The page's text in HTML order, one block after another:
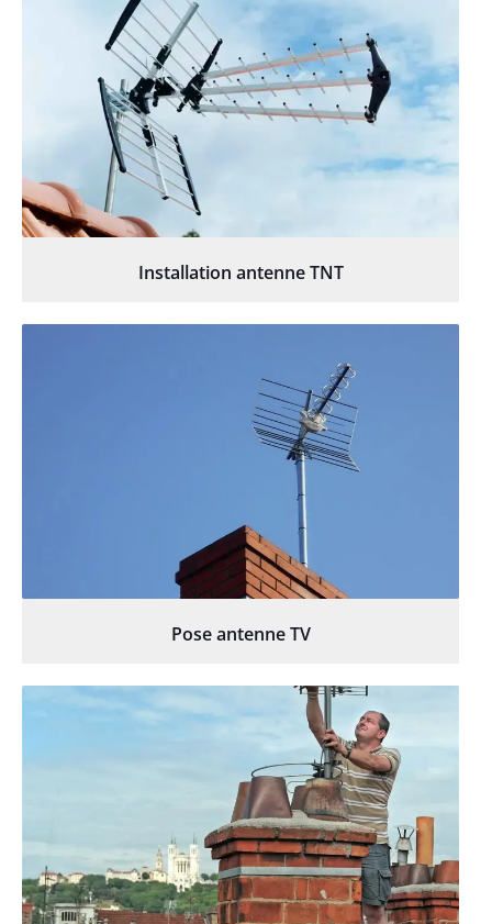
Installation antenne TNT
Pose antenne TV